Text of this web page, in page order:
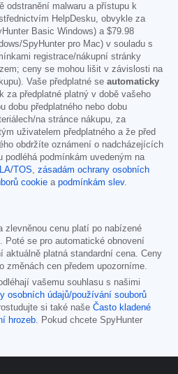
odstranění malwaru a přístupu k
HelpDesku, obvykle za
Basic Windows) a $79.98
SpyHunter pro Mac) v souladu s
registrace/nákupní stránky
ceny se mohou lišit v závislosti na
Vaše předplatné se automaticky
za předplatné platný v době vašeho
dobu předplatného nebo dobu
na stránce nákupu, za
uživatelem předplatného a že před
obdržíte oznámení o nadcházejících
podléhá podmínkám uvedeným na
TOS, zásadám ochrany osobních
cookie a podmínkám slev.
zlevněnou cenu platí po nabízené
Poté se pro automatické obnovení
aktuálně platná standardní cena. Ceny
změnách cen předem upozorníme.
vašemu souhlasu s našimi
osobních údajů/používání souborů
si také naše Často kladené
hrozeb. Pokud chcete SpyHunter